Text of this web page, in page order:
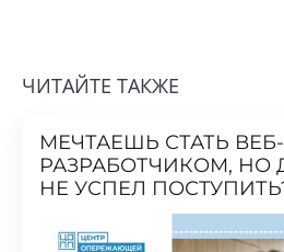
НЕ УСПЕЛ ПОСТУПИТЬ?